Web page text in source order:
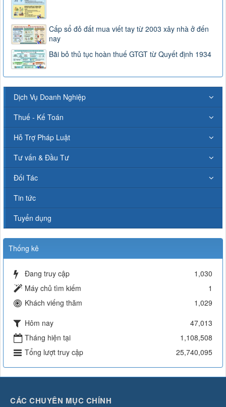
Cấp sổ đỏ đất mua viết tay từ 2003 xây nhà ở đến
nay
Bãi bỏ thủ tục hoàn thuế GTGT từ Quyết định 1934
Dịch Vụ Doanh Nghiệp
Thuế - Kế Toán
Hỗ Trợ Pháp Luật
Tư vấn & Đầu Tư
Đối Tác
Tin tức
Tuyển dụng
Thống kê
Đang truy cập
1,030
Máy chủ tìm kiếm
1
Khách viếng thăm
1,029
Hôm nay
47,013
Tháng hiện tại
1,108,508
Tổng lượt truy cập
25,740,095
CÁC CHUYÊN MỤC CHÍNH